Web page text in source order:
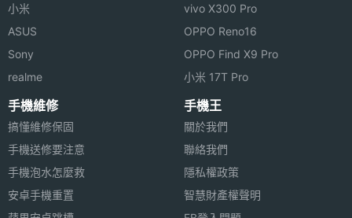
處理器
◎ 後置式自動對焦 1,300 萬畫素相機和雙 LED 閃光
燈、210 萬畫素 Skype 兼容前置鏡頭
◎ 支援 A-GPS + 指南針 / 陀螺儀和加速器 / Qi 兼容
無線充電 / 藍牙 v4.0 + LE
◎ 支援 CSR Aptx 高品質音訊編碼技術 / NFC 支援包
括嵌入式和 SIM 卡配置的安全組件
◎ 支援 4G LTE / Wi-Fi 802.11 a,b,g,n,ac inc 無線網
路與熱點 / USB On-The-Go 技術
主相機
畫素
主相機
感光元
件
小米
ASUS
Sony
realme
vivo X300 Pro
OPPO Reno16
OPPO Find X9 Pro
小米 17T Pro
手機維修
搞懂維修保固
手機送修要注意
手機泡水怎麼救
安卓手機重置
手機王
關於我們
聯絡我們
隱私權政策
智慧財產權聲明